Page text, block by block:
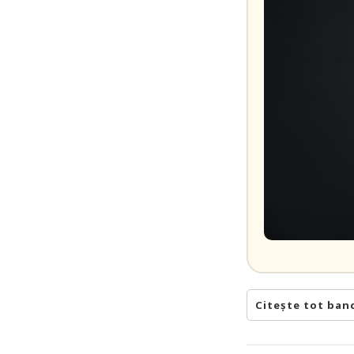
Citește tot